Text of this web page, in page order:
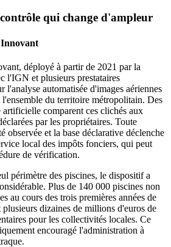
qui change d'ampleur
déployé à partir de 2021 par la
l'IGN et plusieurs prestataires
l'analyse automatisée d'images aériennes
du territoire métropolitain. Des
comparent ces clichés aux
par les propriétaires. Toute
observée et la base déclarative déclenche
local des impôts fonciers, qui peut
de vérification.
périmètre des piscines, le dispositif a
Plus de 140 000 piscines non
au cours des trois premières années de
dizaines de millions d'euros de
pour les collectivités locales. Ce
encouragé l'administration à